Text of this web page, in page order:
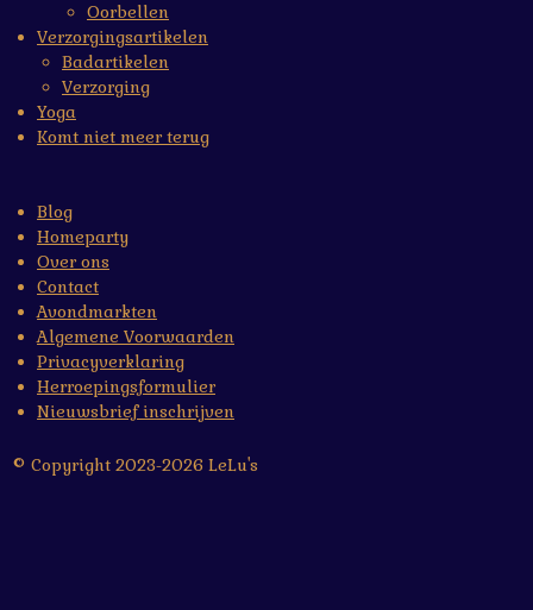
Oorbellen
Verzorgingsartikelen
Badartikelen
Verzorging
Yoga
Komt niet meer terug
Blog
Homeparty
Over ons
Contact
Avondmarkten
Algemene Voorwaarden
Privacyverklaring
Herroepingsformulier
Nieuwsbrief inschrijven
© Copyright 2023-2026 LeLu's